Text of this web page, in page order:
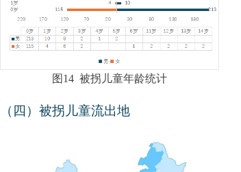
图 14 被拐儿童年龄统计
（四）被拐儿童流出地